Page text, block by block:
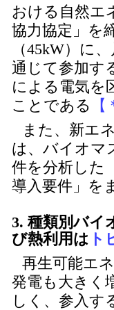
おける自然エ
協力協定」を
（45kW）に
通じて参加す
による電気を
ことである
また、新エ
は、バイオマ
件を分析した
導入要件」を
3. 種類別バイ
び熱利用は ト
再生可能エ
発電も大きく
しく、参入す